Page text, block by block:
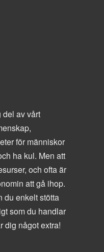
del av vårt
för människor
ha kul. Men att
och ofta är
att gå ihop.
du enkelt stötta
som du handlar
dig något extra!